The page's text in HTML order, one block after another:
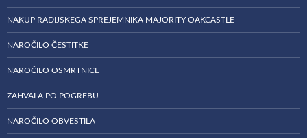
NAKUP RADIJSKEGA SPREJEMNIKA MAJORITY OAKCASTLE
NAROČILO ČESTITKE
NAROČILO OSMRTNICE
ZAHVALA PO POGREBU
NAROČILO OBVESTILA